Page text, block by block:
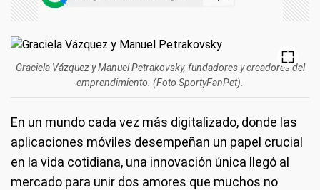
Graciela Vázquez y Manuel Petrakovsky, fundadores y creadores del
emprendimiento. (Foto SportyFanPet).
En un mundo cada vez más digitalizado, donde las
aplicaciones móviles desempeñan un papel crucial
en la vida cotidiana, una innovación única llegó al
mercado para unir dos amores que muchos no